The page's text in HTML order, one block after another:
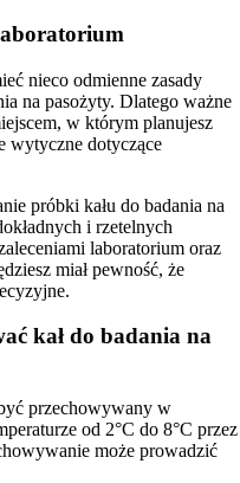
nieco odmienne zasady
na pasożyty. Dlatego ważne
w którym planujesz
wytyczne dotyczące
próbki kału do badania na
i rzetelnych
laboratorium oraz
miał pewność, że
kał do badania na
przechowywany w
od 2°C do 8°C przez
może prowadzić